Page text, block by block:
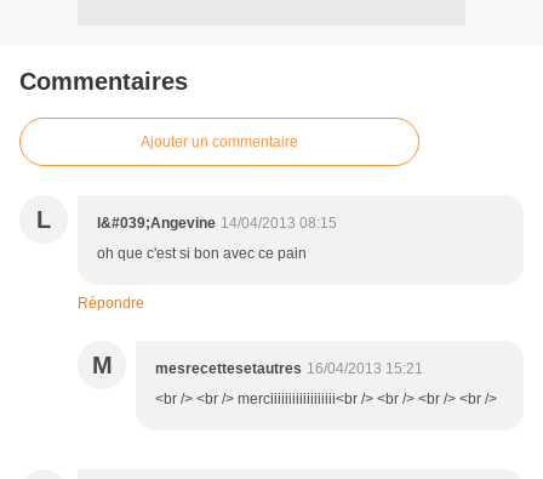
Commentaires
Ajouter un commentaire
L l&#039;Angevine 14/04/2013 08:15
oh que c'est si bon avec ce pain
Répondre
M mesrecettesetautres 16/04/2013 15:21
<br /> <br /> merciiiiiiiiiiiiiiiiii<br /> <br /> <br /> <br />